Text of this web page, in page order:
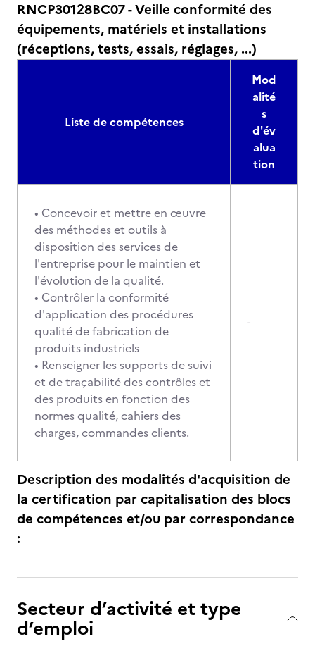
RNCP30128BC07 - Veille conformité des
équipements, matériels et installations
(réceptions, tests, essais, réglages, ...)
Liste de compétences
Mod
alité
s
d'év
alua
tion
• Concevoir et mettre en œuvre
des méthodes et outils à
disposition des services de
l'entreprise pour le maintien et
l'évolution de la qualité.
• Contrôler la conformité
d'application des procédures
qualité de fabrication de
produits industriels
• Renseigner les supports de suivi
et de traçabilité des contrôles et
des produits en fonction des
normes qualité, cahiers des
charges, commandes clients.
-
Description des modalités d'acquisition de
la certification par capitalisation des blocs
de compétences et/ou par correspondance
:
Secteur d’activité et type
d’emploi